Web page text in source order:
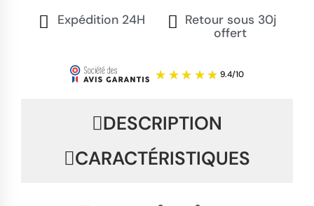
Expédition 24H
Retour sous 30j
offert
DESCRIPTION
CARACTÉRISTIQUES